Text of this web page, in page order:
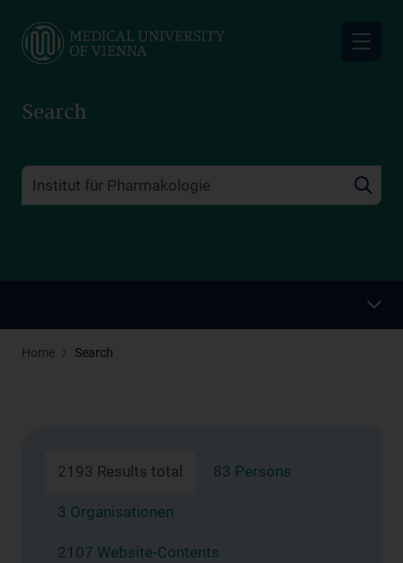
main
Search
Home Search
2193 Results total 83 Persons
3 Organisationen
2107 Website-Contents